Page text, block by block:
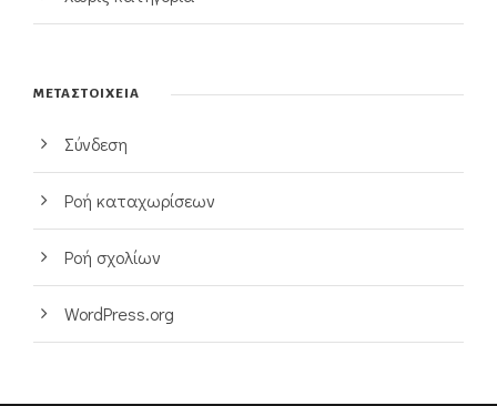
ΜΕΤΑΣΤΟΙΧΕΊΑ
Σύνδεση
Ροή καταχωρίσεων
Ροή σχολίων
WordPress.org